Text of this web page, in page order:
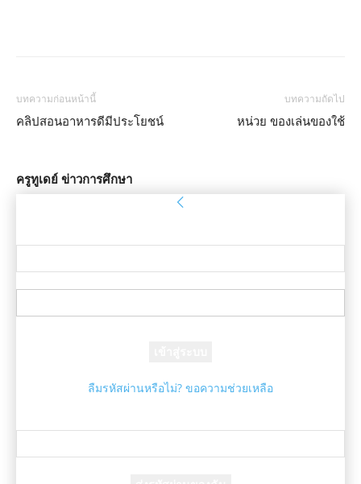
บทความก่อนหน้านี้
คลิปสอนอาหารดีมีประโยชน์
บทความถัดไป
หน่วย ของเล่นของใช้
ครูทูเดย์ ข่าวการศึกษา
ลืมรหัสผ่านหรือไม่? ขอความช่วยเหลือ